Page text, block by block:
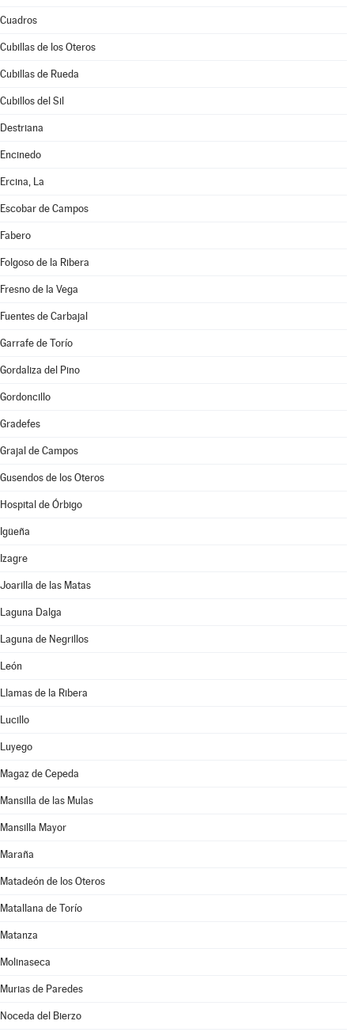
Cuadros
Cubillas de los Oteros
Cubillas de Rueda
Cubillos del Sil
Destriana
Encinedo
Ercina, La
Escobar de Campos
Fabero
Folgoso de la Ribera
Fresno de la Vega
Fuentes de Carbajal
Garrafe de Torío
Gordaliza del Pino
Gordoncillo
Gradefes
Grajal de Campos
Gusendos de los Oteros
Hospital de Órbigo
Igüeña
Izagre
Joarilla de las Matas
Laguna Dalga
Laguna de Negrillos
León
Llamas de la Ribera
Lucillo
Luyego
Magaz de Cepeda
Mansilla de las Mulas
Mansilla Mayor
Maraña
Matadeón de los Oteros
Matallana de Torío
Matanza
Molinaseca
Murias de Paredes
Noceda del Bierzo